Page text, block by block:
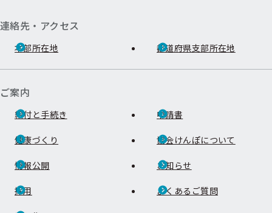
連絡先・アクセス
本部所在地 都道府県支部所在地
ご案内
給付と手続き 申請書
健康づくり 協会けんぽについて
情報公開 お知らせ
採用 よくあるご質問